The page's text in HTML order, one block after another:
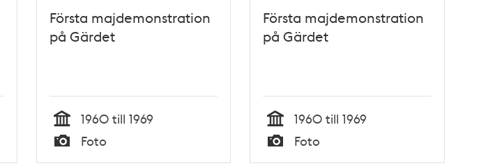
Första majdemonstration
på Gärdet
Tid
1960 till 1969
Typ
Foto
Första majdemonstration
på Gärdet
Tid
1960 till 1969
Typ
Foto